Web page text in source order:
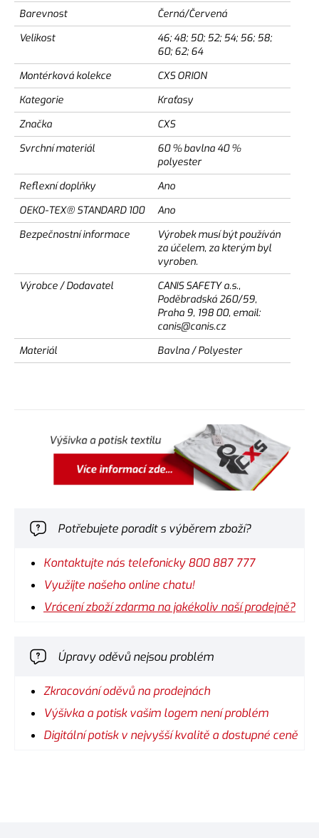
Barevnost
Černá/Červená
Velikost
46; 48; 50; 52; 54; 56; 58;
60; 62; 64
Montérková kolekce
CXS ORION
Kategorie
Kraťasy
Značka
CXS
Svrchní materiál
60 % bavlna 40 %
polyester
Reflexní doplňky
Ano
OEKO-TEX® STANDARD 100
Ano
Bezpečnostní informace
Výrobek musí být používán
za účelem, za kterým byl
vyroben.
Výrobce / Dodavatel
CANIS SAFETY a.s.,
Poděbradská 260/59,
Praha 9, 198 00, email:
canis@canis.cz
Materiál
Bavlna / Polyester
Potřebujete poradit s výběrem zboží?
Kontaktujte nás telefonicky 800 887 777
Využijte našeho online chatu!
Vrácení zboží zdarma na jakékoliv naší prodejně?
Úpravy oděvů nejsou problém
Zkracování oděvů na prodejnách
Výšivka a potisk vašim logem není problém
Digitální potisk v nejvyšší kvalitě a dostupné ceně